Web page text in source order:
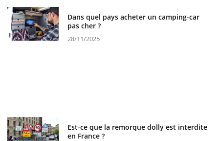
Dans quel pays acheter un camping-car
pas cher ?
28/11/2025
Est-ce que la remorque dolly est interdite
en France ?